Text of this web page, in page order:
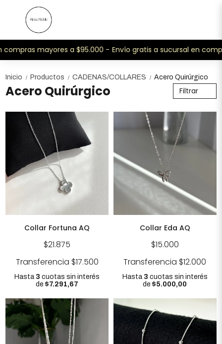
mayores a $95.000 - Envío gratis a sucursal en
Inicio / Productos / CADENAS/COLLARES / Acero Quirúrgico
Acero Quirúrgico Filtrar
Collar Fortuna AQ
$21.875
Transferencia $17.500
Hasta 3 cuotas sin interés
de$7.291,67
Collar Eda AQ
$15.000
Transferencia $12.000
Hasta 3 cuotas sin interés
de$5.000,00